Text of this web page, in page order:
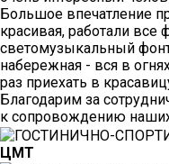
Большое впечатление
красивая, работали все
светомузыкальный
набережная - вся в
раз приехать в
Благодарим за
к сопровождению
ЦМТ